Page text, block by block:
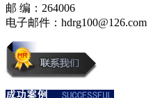
邮 编：264006
电子邮件：hdrg100@126.com